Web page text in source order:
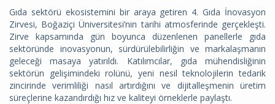
Gıda sektörü ekosistemini bir araya getiren 4. Gıda İnovasyon
Zirvesi, Boğaziçi Üniversitesi’nin tarihi atmosferinde gerçekleşti.
Zirve kapsamında gün boyunca düzenlenen panellerle gıda
sektöründe inovasyonun, sürdürülebilirliğin ve markalaşmanın
geleceği masaya yatırıldı. Katılımcılar, gıda mühendisliğinin
sektörün gelişimindeki rolünü, yeni nesil teknolojilerin tedarik
zincirinde verimliliği nasıl artırdığını ve dijitalleşmenin üretim
süreçlerine kazandırdığı hız ve kaliteyi örneklerle paylaştı.